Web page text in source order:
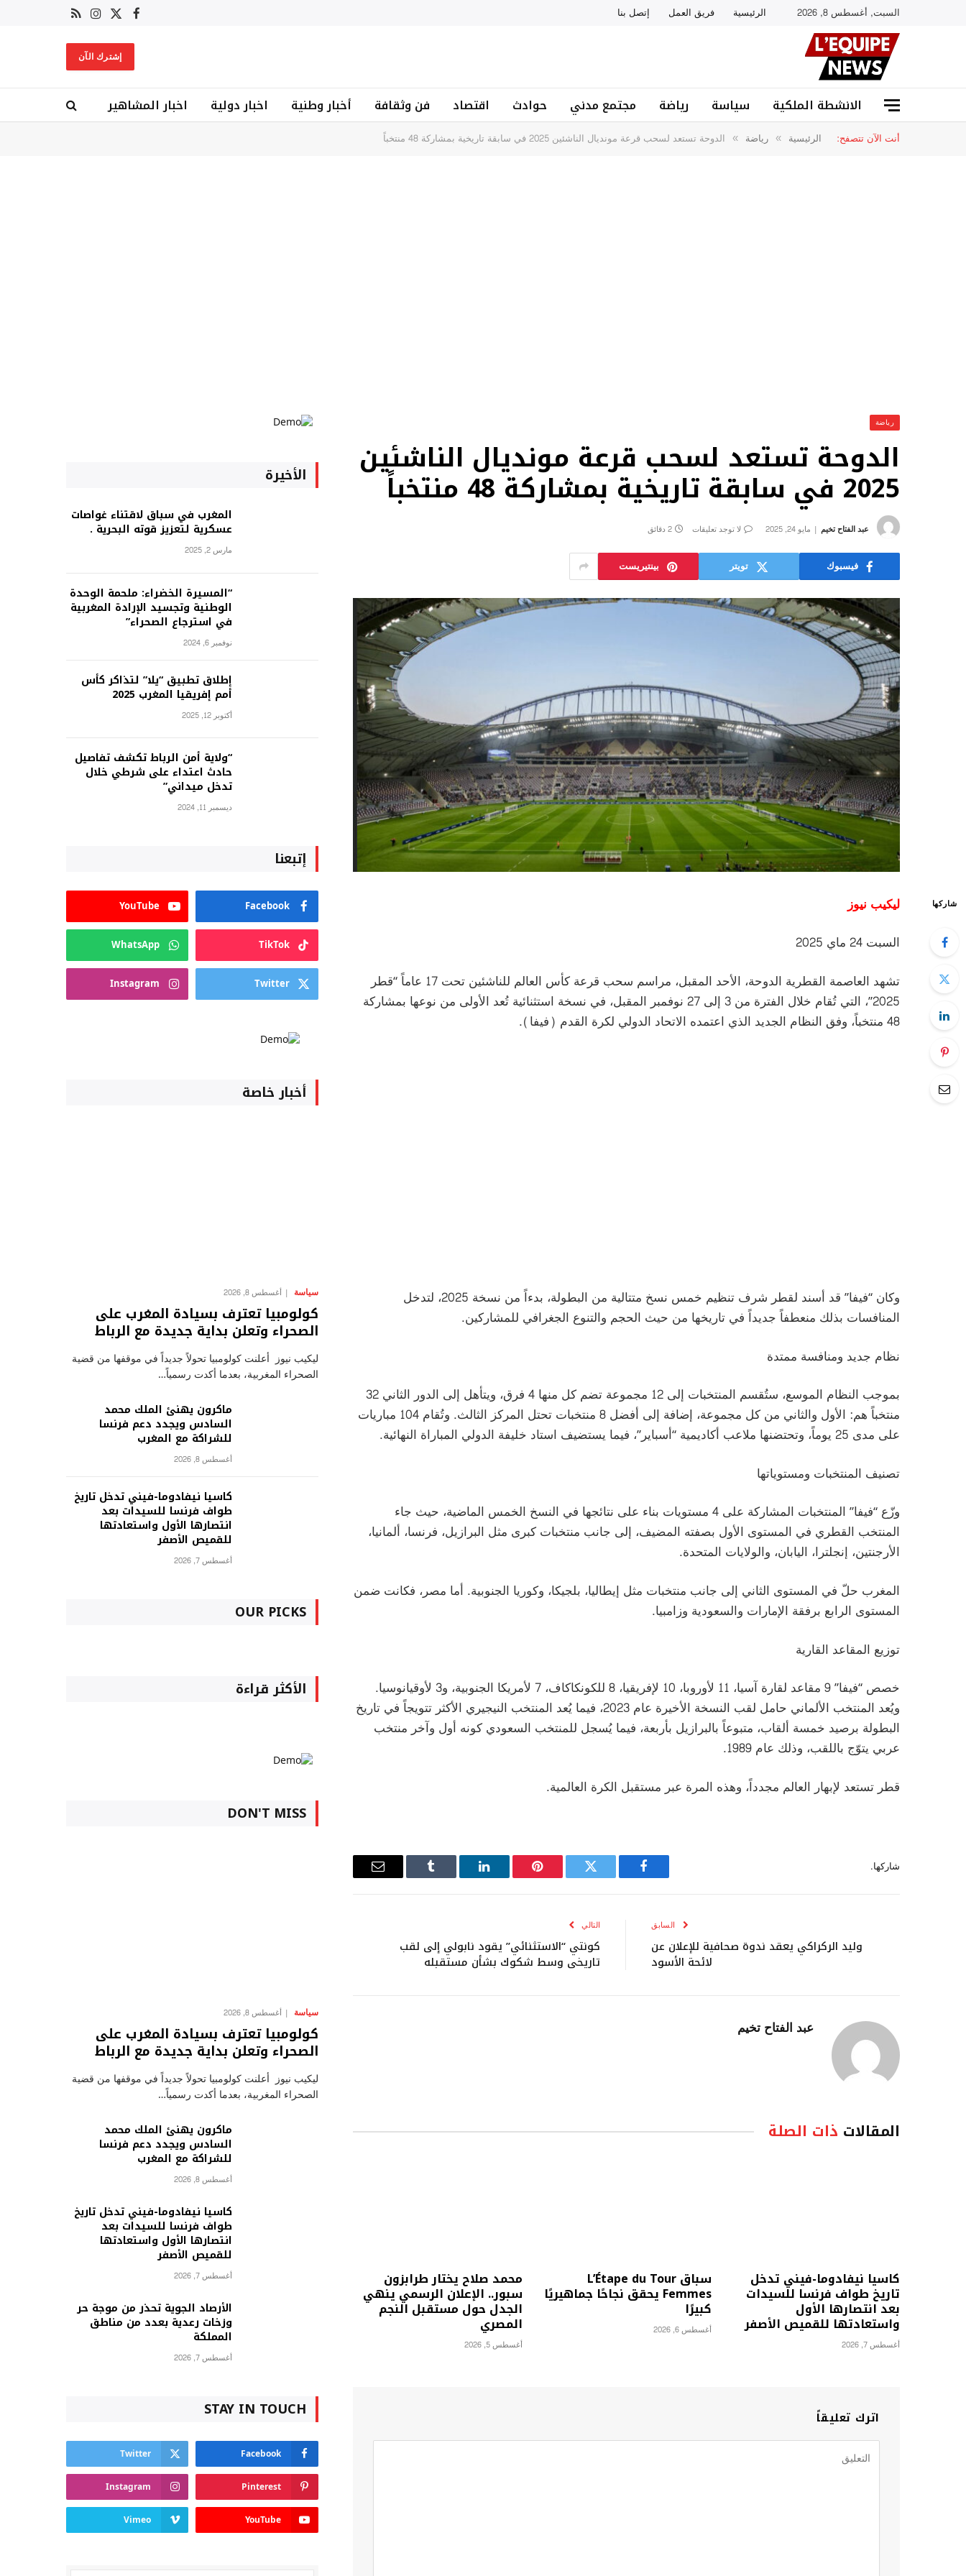
السبت, أغسطس 8, 2026 الرئيسية فريق العمل إتصل بنا فيسبوك
X
الانستغرام
RSS
إشترك الآن
الانشطة الملكية سياسة رياضة مجتمع مدني حوادث اقتصاد فن وثقافة أخبار وطنية اخبار دولية اخبار المشاهير
أنت الآن تتصفح: الرئيسية » رياضة » الدوحة تستعد لسحب قرعة مونديال الناشئين 2025 في سابقة تاريخية بمشاركة 48 منتخباً
رياضة
الدوحة تستعد لسحب قرعة مونديال الناشئين
2025 في سابقة تاريخية بمشاركة 48 منتخباً
عبد الفتاح تخيم مايو 24, 2025 لا توجد تعليقات 2 دقائق
فيسبوك تويتر بينتيريست
شاركها
ليكيب نيوز
السبت 24 ماي 2025
تشهد العاصمة القطرية الدوحة، الأحد المقبل، مراسم سحب قرعة كأس العالم للناشئين تحت 17 عاماً “قطر
2025”، التي تُقام خلال الفترة من 3 إلى 27 نوفمبر المقبل، في نسخة استثنائية تُعد الأولى من نوعها بمشاركة
48 منتخباً، وفق النظام الجديد الذي اعتمده الاتحاد الدولي لكرة القدم (فيفا).
وكان “فيفا” قد أسند لقطر شرف تنظيم خمس نسخ متتالية من البطولة، بدءاً من نسخة 2025، لتدخل
المنافسات بذلك منعطفاً جديداً في تاريخها من حيث الحجم والتنوع الجغرافي للمشاركين.
نظام جديد ومنافسة ممتدة
بموجب النظام الموسع، ستُقسم المنتخبات إلى 12 مجموعة تضم كل منها 4 فرق، ويتأهل إلى الدور الثاني 32
منتخباً هم: الأول والثاني من كل مجموعة، إضافة إلى أفضل 8 منتخبات تحتل المركز الثالث. وتُقام 104 مباريات
على مدى 25 يوماً، وتحتضنها ملاعب أكاديمية “أسباير”، فيما يستضيف استاد خليفة الدولي المباراة النهائية.
تصنيف المنتخبات ومستوياتها
وزّع “فيفا” المنتخبات المشاركة على 4 مستويات بناء على نتائجها في النسخ الخمس الماضية، حيث جاء
المنتخب القطري في المستوى الأول بصفته المضيف، إلى جانب منتخبات كبرى مثل البرازيل، فرنسا، ألمانيا،
الأرجنتين، إنجلترا، اليابان، والولايات المتحدة.
المغرب حلّ في المستوى الثاني إلى جانب منتخبات مثل إيطاليا، بلجيكا، وكوريا الجنوبية. أما مصر، فكانت ضمن
المستوى الرابع برفقة الإمارات والسعودية وزامبيا.
توزيع المقاعد القارية
خصص “فيفا” 9 مقاعد لقارة آسيا، 11 لأوروبا، 10 لإفريقيا، 8 للكونكاكاف، 7 لأمريكا الجنوبية، و3 لأوقيانوسيا.
ويُعد المنتخب الألماني حامل لقب النسخة الأخيرة عام 2023، فيما يُعد المنتخب النيجيري الأكثر تتويجاً في تاريخ
البطولة برصيد خمسة ألقاب، متبوعاً بالبرازيل بأربعة، فيما يُسجل للمنتخب السعودي كونه أول وآخر منتخب
عربي يتوّج باللقب، وذلك عام 1989.
قطر تستعد لإبهار العالم مجدداً، وهذه المرة عبر مستقبل الكرة العالمية.
شاركها.
فيسبوك تويتر بينتيريستلينكدإن Tumblr
البريد
السابق
وليد الركراكي يعقد ندوة صحافية للإعلان عن
لائحة الأسود
التالي
كونتي “الاستثنائي” يقود نابولي إلى لقب
تاريخي وسط شكوك بشأن مستقبله
عبد الفتاح تخيم
المقالات ذات الصلة
كاسيا نيفادوما-فيني تدخل
تاريخ طواف فرنسا للسيدات
بعد انتصارها الأول
واستعادتها للقميص الأصفر
أغسطس 7, 2026
سباق L’Étape du Tour
Femmes يحقق نجاحًا جماهيريًا
كبيرًا
أغسطس 6, 2026
محمد صلاح يختار طرابزون
سبور.. الإعلان الرسمي ينهي
الجدل حول مستقبل النجم
المصري
أغسطس 5, 2026
اترك تعليقاً
الأخيرة
المغرب في سباق لاقتناء غواصات
عسكرية لتعزيز قوته البحرية .
مارس 2, 2025
“المسيرة الخضراء: ملحمة الوحدة
الوطنية وتجسيد الإرادة المغربية
في استرجاع الصحراء”
نوفمبر 6, 2024
إطلاق تطبيق “يلا” لتذاكر كأس
أمم إفريقيا المغرب 2025
أكتوبر 12, 2025
“ولاية أمن الرباط تكشف تفاصيل
حادث اعتداء على شرطي خلال
تدخل ميداني”
ديسمبر 11, 2024
إتبعنا
Facebook
YouTube
TikTok
WhatsApp
Twitter
Instagram
أخبار خاصة
سياسة أغسطس 8, 2026
كولومبيا تعترف بسيادة المغرب على
الصحراء وتعلن بداية جديدة مع الرباط
ليكيب نيوز أعلنت كولومبيا تحولاً جديداً في موقفها من قضية
الصحراء المغربية، بعدما أكدت رسمياً…
ماكرون يهنئ الملك محمد
السادس ويجدد دعم فرنسا
للشراكة مع المغرب
أغسطس 8, 2026
كاسيا نيفادوما-فيني تدخل تاريخ
طواف فرنسا للسيدات بعد
انتصارها الأول واستعادتها
للقميص الأصفر
أغسطس 7, 2026
OUR PICKS
الأكثر قراءة
DON'T MISS
سياسة أغسطس 8, 2026
كولومبيا تعترف بسيادة المغرب على
الصحراء وتعلن بداية جديدة مع الرباط
ليكيب نيوز أعلنت كولومبيا تحولاً جديداً في موقفها من قضية
الصحراء المغربية، بعدما أكدت رسمياً…
ماكرون يهنئ الملك محمد
السادس ويجدد دعم فرنسا
للشراكة مع المغرب
أغسطس 8, 2026
كاسيا نيفادوما-فيني تدخل تاريخ
طواف فرنسا للسيدات بعد
انتصارها الأول واستعادتها
للقميص الأصفر
أغسطس 7, 2026
الأرصاد الجوية تحذر من موجة حر
وزخات رعدية بعدد من مناطق
المملكة
أغسطس 7, 2026
STAY IN TOUCH
Facebook
Twitter
Pinterest
Instagram
YouTube
Vimeo